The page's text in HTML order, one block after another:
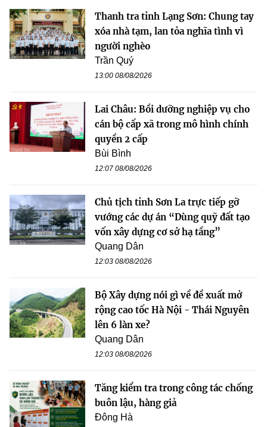
Thanh tra tỉnh Lạng Sơn: Chung tay
xóa nhà tạm, lan tỏa nghĩa tình vì
người nghèo
Trần Quý
13:00 08/08/2026
Lai Châu: Bồi dưỡng nghiệp vụ cho
cán bộ cấp xã trong mô hình chính
quyền 2 cấp
Bùi Bình
12:07 08/08/2026
Chủ tịch tỉnh Sơn La trực tiếp gỡ
vướng các dự án “Dùng quỹ đất tạo
vốn xây dựng cơ sở hạ tầng”
Quang Dân
12:03 08/08/2026
Bộ Xây dựng nói gì về đề xuất mở
rộng cao tốc Hà Nội - Thái Nguyên
lên 6 làn xe?
Quang Dân
12:03 08/08/2026
Tăng kiểm tra trong công tác chống
buôn lậu, hàng giả
Đông Hà